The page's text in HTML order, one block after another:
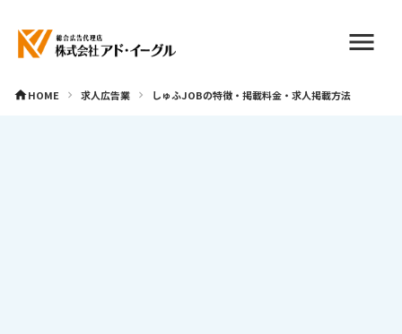
menu
homeHOME keyboard_arrow_right 求人広告業 keyboard_arrow_right しゅふJOBの特徴・掲載料金・求人掲載方法